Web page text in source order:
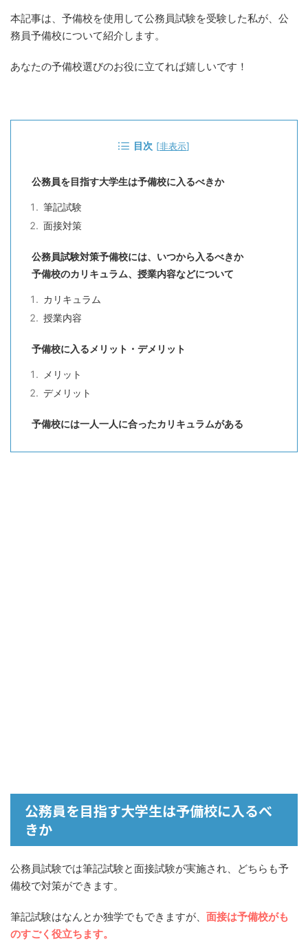
本記事は、予備校を使用して公務員試験を受験した私が、公
務員予備校について紹介します。
あなたの予備校選びのお役に立てれば嬉しいです！
目次 [非表示]
公務員を目指す大学生は予備校に入るべきか
筆記試験
面接対策
公務員試験対策予備校には、いつから入るべきか
予備校のカリキュラム、授業内容などについて
カリキュラム
授業内容
予備校に入るメリット・デメリット
メリット
デメリット
予備校には一人一人に合ったカリキュラムがある
公務員を目指す大学生は予備校に入るべ
きか
公務員試験では筆記試験と面接試験が実施され、どちらも予
備校で対策ができます。
筆記試験はなんとか独学でもできますが、 面接は予備校がも
のすごく役立ちます。